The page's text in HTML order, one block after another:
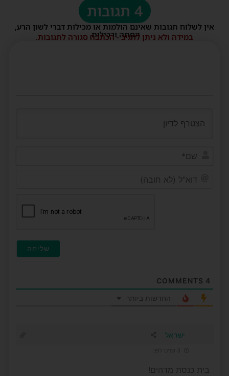
4 תגובות
אין לשלוח תגובות שאינם הולמות או מכילות דברי לשון הרע,
הסתה ורכילות.
במידה ולא ניתן להגיב - הכתבה סגורה לתגובות.
4
החדשות ביותר
ישראל
בית כנסת מדהים!